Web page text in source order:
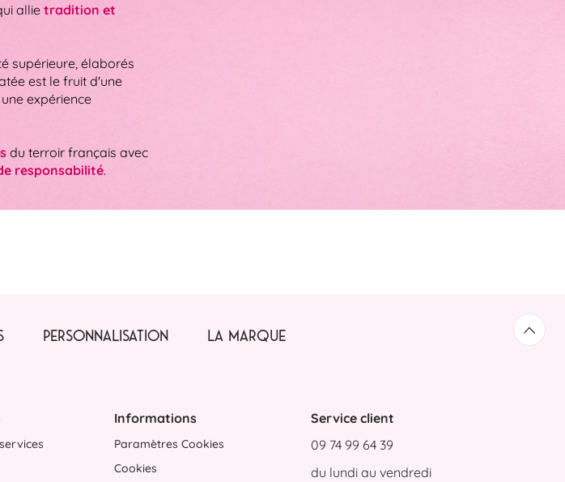
allie tradition et
supérieure, élaborés
est le fruit d'une
expérience
du terroir français avec
responsabilité.
PERSONNALISATION LA MARQUE
Informations
Paramètres Cookies
Cookies
Service client
09 74 99 64 39
du lundi au vendredi